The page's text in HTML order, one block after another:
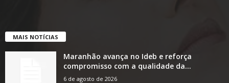
MAIS NOTÍCIAS
Maranhão avança no Ideb e reforça
compromisso com a qualidade da...
6 de agosto de 2026